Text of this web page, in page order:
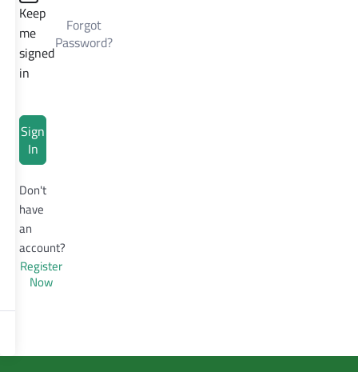
Keep
me
signed
in
Forgot
Password?
Sign
In
Don't
have
an
account?
Register
Now